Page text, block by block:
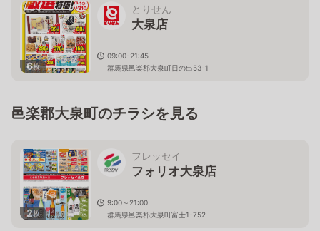
6枚
とりせん
大泉店
09:00-21:45
群馬県邑楽郡大泉町日の出53-1
邑楽郡大泉町のチラシを見る
2枚
フレッセイ
フォリオ大泉店
9:00～21:00
群馬県邑楽郡大泉町富士1-752